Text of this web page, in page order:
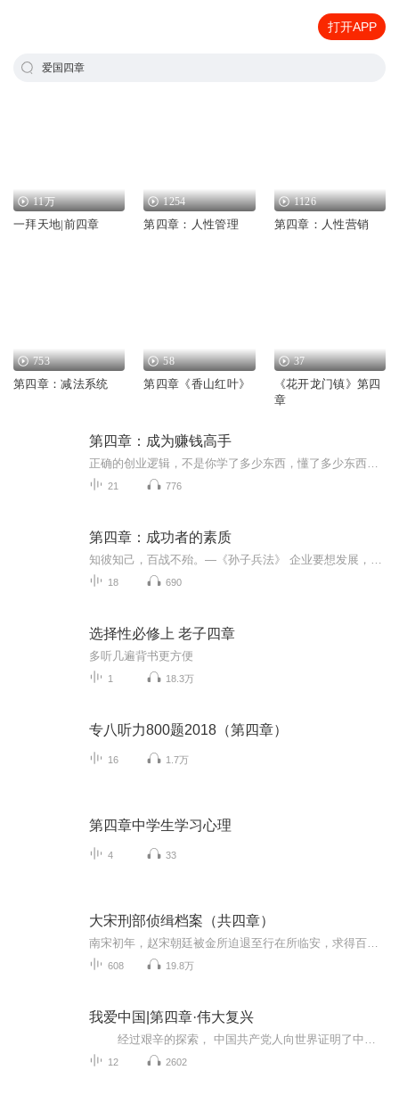
打开APP
爱国四章
11万
一拜天地|前四章
1254
第四章：人性管理
1126
第四章：人性营销
753
第四章：减法系统
58
第四章《香山红叶》
37
《花开龙门镇》第四
章
第四章：成为赚钱高手
21 776
第四章：成功者的素质
18 690
选择性必修上 老子四章
多听几遍背书更方便
1 18.3万
专八听力800题2018（第四章）
16 1.7万
第四章中学生学习心理
4 33
大宋刑部侦缉档案（共四章）
608 19.8万
我爱中国|第四章·伟大复兴
12 2602